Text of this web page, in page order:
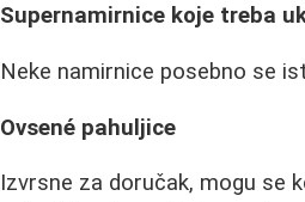
Supernamirnice koje treba
Neke namirnice posebno se
Ovsené pahuljice
Izvrsne za doručak, mogu se